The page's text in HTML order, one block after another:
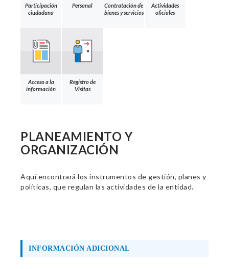
Participación
ciudadana
Personal
Contratación de
bienes y servicios
Actividades
oficiales
Acceso a la
información
Registro de
Visitas
PLANEAMIENTO Y
ORGANIZACIÓN
Aquí encontrará los instrumentos de gestión, planes y
políticas, que regulan las actividades de la entidad.
INFORMACIÓN ADICIONAL